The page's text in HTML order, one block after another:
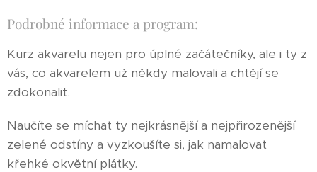
Podrobné informace a program:
Kurz akvarelu nejen pro úplné začátečníky, ale i ty z
vás, co akvarelem už někdy malovali a chtějí se
zdokonalit.
Naučíte se míchat ty nejkrásnější a nejpřirozenější
zelené odstíny a vyzkoušíte si, jak namalovat
křehké okvětní plátky.